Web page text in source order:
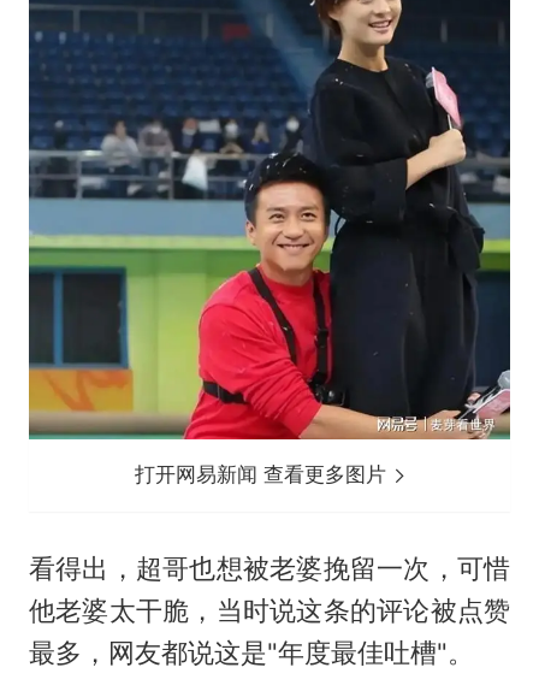
打开网易新闻 查看更多图片
看得出，超哥也想被老婆挽留一次，可惜
他老婆太干脆，当时说这条的评论被点赞
最多，网友都说这是"年度最佳吐槽"。